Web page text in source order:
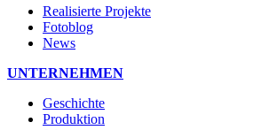
Realisierte Projekte
Fotoblog
News
UNTERNEHMEN
Geschichte
Produktion